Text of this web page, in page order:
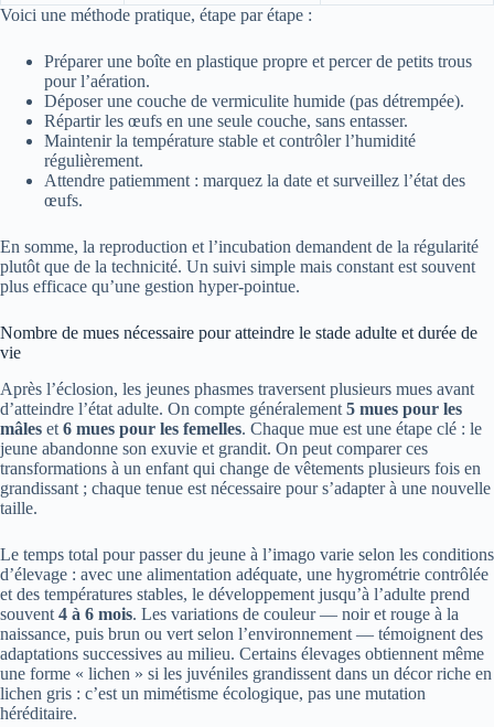
Voici une méthode pratique, étape par étape :
Préparer une boîte en plastique propre et percer de petits trous
pour l’aération.
Déposer une couche de vermiculite humide (pas détrempée).
Répartir les œufs en une seule couche, sans entasser.
Maintenir la température stable et contrôler l’humidité
régulièrement.
Attendre patiemment : marquez la date et surveillez l’état des
œufs.
En somme, la reproduction et l’incubation demandent de la régularité
plutôt que de la technicité. Un suivi simple mais constant est souvent
plus efficace qu’une gestion hyper‑pointue.
Nombre de mues nécessaire pour atteindre le stade adulte et durée de
vie
Après l’éclosion, les jeunes phasmes traversent plusieurs mues avant
d’atteindre l’état adulte. On compte généralement 5 mues pour les
mâles et 6 mues pour les femelles. Chaque mue est une étape clé : le
jeune abandonne son exuvie et grandit. On peut comparer ces
transformations à un enfant qui change de vêtements plusieurs fois en
grandissant ; chaque tenue est nécessaire pour s’adapter à une nouvelle
taille.
Le temps total pour passer du jeune à l’imago varie selon les conditions
d’élevage : avec une alimentation adéquate, une hygrométrie contrôlée
et des températures stables, le développement jusqu’à l’adulte prend
souvent 4 à 6 mois. Les variations de couleur — noir et rouge à la
naissance, puis brun ou vert selon l’environnement — témoignent des
adaptations successives au milieu. Certains élevages obtiennent même
une forme « lichen » si les juvéniles grandissent dans un décor riche en
lichen gris : c’est un mimétisme écologique, pas une mutation
héréditaire.